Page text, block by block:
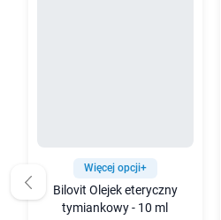
Więcej opcji+
Bilovit Olejek eteryczny
tymiankowy - 10 ml